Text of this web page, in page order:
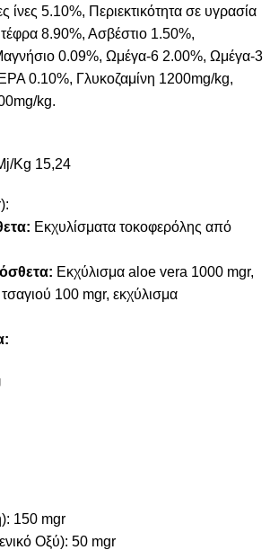
ίνες 5.10%, Περιεκτικότητα σε υγρασία
8.90%, Ασβέστιο 1.50%,
0.09%, Ωμέγα-6 2.00%, Ωμέγα-3
0.10%, Γλυκοζαμίνη 1200mg/kg,
kg.
Kg 15,24
Εκχυλίσματα τοκοφερόλης από
Εκχύλισμα aloe vera 1000 mgr,
100 mgr, εκχύλισμα
150 mgr
Οξύ): 50 mgr